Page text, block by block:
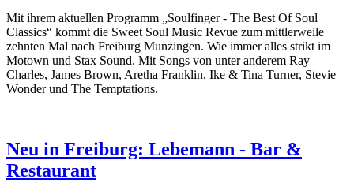
Mit ihrem aktuellen Programm „Soulfinger - The Best Of Soul
Classics“ kommt die Sweet Soul Music Revue zum mittlerweile
zehnten Mal nach Freiburg Munzingen. Wie immer alles strikt im
Motown und Stax Sound. Mit Songs von unter anderem Ray
Charles, James Brown, Aretha Franklin, Ike & Tina Turner, Stevie
Wonder und The Temptations.
Neu in Freiburg: Lebemann - Bar &
Restaurant